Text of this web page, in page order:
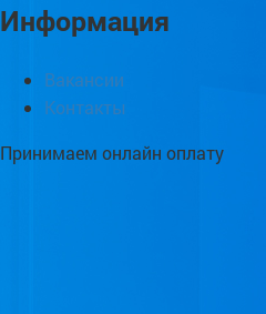
Информация
Вакансии
Контакты
Принимаем онлайн оплату